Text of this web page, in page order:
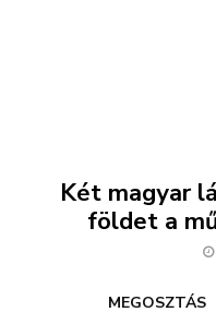
Két magyar
földet a
MEGOSZTÁS